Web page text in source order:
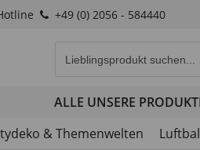
+49 (0) 2056 - 584440
ALLE UNSERE
& Themenwelten